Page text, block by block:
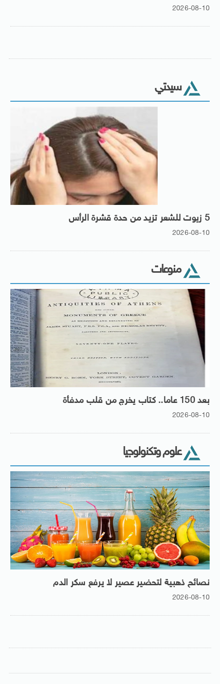
2026-08-10
سيدتي
5 زيوت للشعر تزيد من حدة قشرة الرأس
2026-08-10
منوعات
بعد 150 عاما.. كتاب يخرج من قلب مدفأة
2026-08-10
علوم وتكنولوجيا
نصائح ذهبية لتحضير عصير لا يرفع سكر الدم
2026-08-10